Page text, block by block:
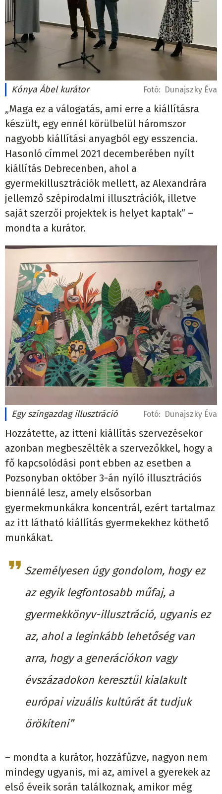
Kónya Ábel kurátor Fotó: Dunajszky Éva
„Maga ez a válogatás, ami erre a kiállításra
készült, egy ennél körülbelül háromszor
nagyobb kiállítási anyagból egy esszencia.
Hasonló címmel 2021 decemberében nyílt
kiállítás Debrecenben, ahol a
gyermekillusztrációk mellett, az Alexandrára
jellemző szépirodalmi illusztrációk, illetve
saját szerzői projektek is helyet kaptak” –
mondta a kurátor.
Egy színgazdag illusztráció Fotó: Dunajszky Éva
Hozzátette, az itteni kiállítás szervezésekor
azonban megbeszélték a szervezőkkel, hogy a
fő kapcsolódási pont ebben az esetben a
Pozsonyban október 3-án nyíló illusztrációs
biennálé lesz, amely elsősorban
gyermekmunkákra koncentrál, ezért tartalmaz
az itt látható kiállítás gyermekekhez köthető
munkákat.
Személyesen úgy gondolom, hogy ez
az egyik legfontosabb műfaj, a
gyermekkönyv-illusztráció, ugyanis ez
az, ahol a leginkább lehetőség van
arra, hogy a generációkon vagy
évszázadokon keresztül kialakult
európai vizuális kultúrát át tudjuk
örökíteni”
– mondta a kurátor, hozzáfűzve, nagyon nem
mindegy ugyanis, mi az, amivel a gyerekek az
első éveik során találkoznak, amikor még